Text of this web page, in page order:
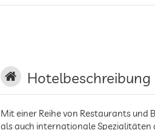
Hotelbeschreibung
Mit einer Reihe von Restaurants und
als auch internationale Spezialitäten